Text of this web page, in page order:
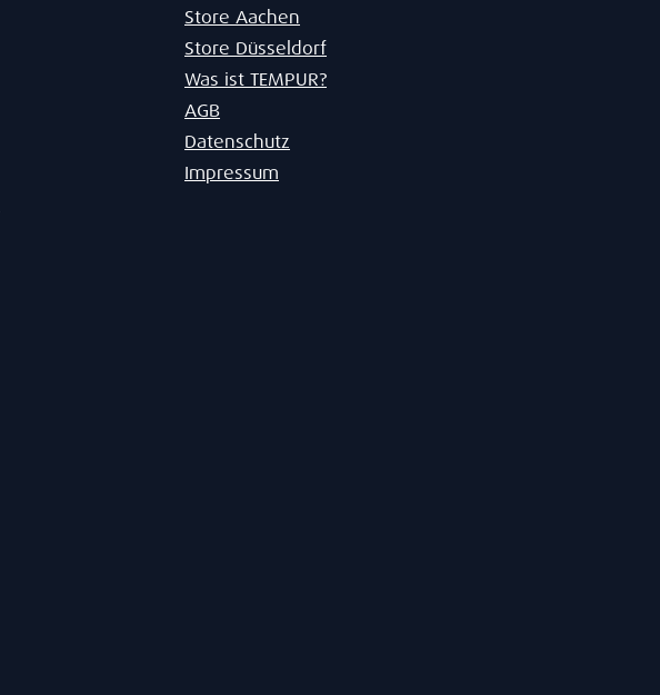
Store Aachen
Store Düsseldorf
Was ist TEMPUR?
AGB
Datenschutz
Impressum